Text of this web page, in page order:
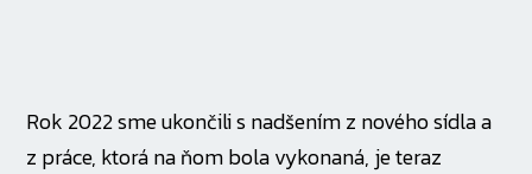
Rok 2022 sme ukončili s nadšením z nového sídla a
z práce, ktorá na ňom bola vykonaná, je teraz